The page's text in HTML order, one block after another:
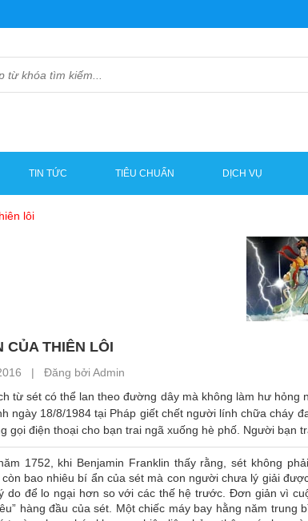
TIN TỨC TIÊU CHUẨN DỊCH VỤ
lôi
CỦA THIÊN LÔI
| Đăng bởi Admin
từ sét có thể lan theo đường dây mà không làm hư
ngày 18/8/1984 tại Pháp giết chết người lính chữa cháy
gọi điện thoại cho bạn trai ngã xuống hè phố. Người bạn
1752, khi Benjamin Franklin thấy rằng, sét không
còn bao nhiêu bí ẩn của sét mà con người chưa lý giải
do để lo ngại hơn so với các thế hệ trước. Đơn giản vì
hàng đầu của sét. Một chiếc máy bay hằng năm